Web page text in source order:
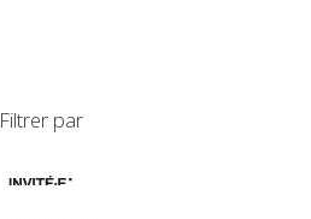
Filtrer par